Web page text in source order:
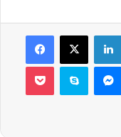
Facebook
X
Pocket Skype